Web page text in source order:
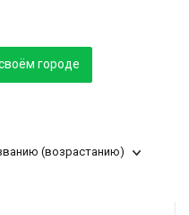
городе
(возрастанию)